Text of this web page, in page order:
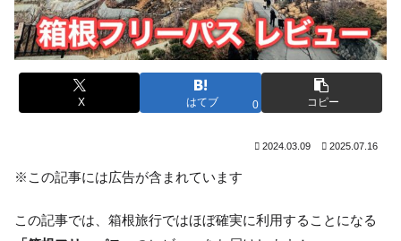
X はてブ 0 コピー
2024.03.09 2025.07.16
※この記事には広告が含まれています
この記事では、箱根旅行ではほぼ確実に利用することになる